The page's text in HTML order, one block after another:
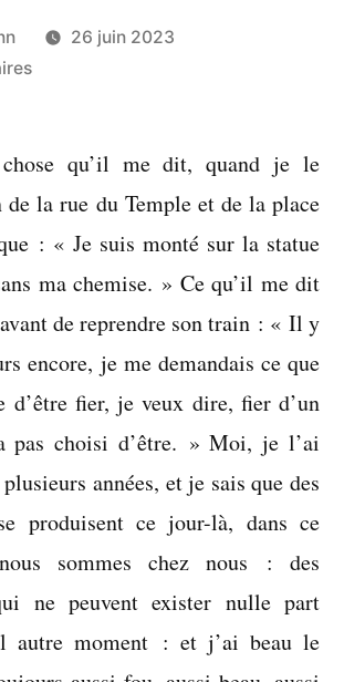
26 juin 2023
sur
autres
en
soi
surtout
qu’il me dit, quand je le
la rue du Temple et de la place
: « Je suis monté sur la statue
ma chemise. » Ce qu’il me dit
de reprendre son train : « Il y
encore, je me demandais ce que
d’être fier, je veux dire, fier d’un
pas choisi d’être. » Moi, je l’ai
années, et je sais que des
produisent ce jour-là, dans ce
sommes chez nous : des
ne peuvent exister nulle part
autre moment : et j’ai beau le